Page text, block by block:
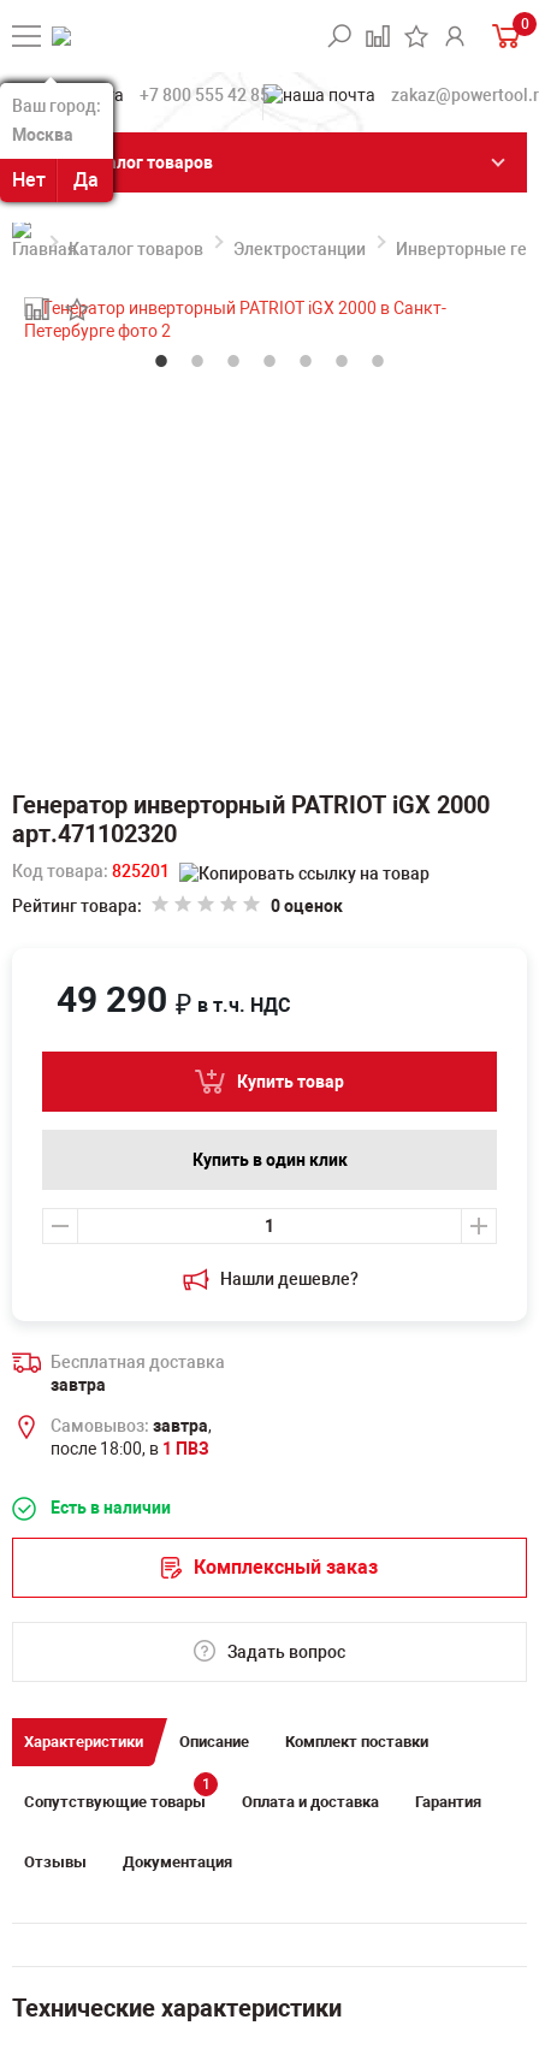
Ваш город:
Москва
Нет Да
Ваш город:
Москва
Нет Да
0
+7 800 555 42 85
Каталог товаров
Каталог товаров Электростанции Инверторные
Генератор инверторный PATRIOT iGX 2000
арт.471102320
Код товара: 825201
Рейтинг товара:
0 оценок
Нашли дешевле?
49 290 ₽ в т.ч. НДС
Купить товар
Купить в один клик
Бесплатная доставка
завтра
Самовывоз: завтра,
после 18:00, в 1 ПВЗ
Есть в наличии
Комплексный заказ
Задать вопрос
Характеристики Описание Комплект поставки
Сопутствующие товары
1
Оплата и доставка Гарантия
Отзывы Документация
Технические характеристики